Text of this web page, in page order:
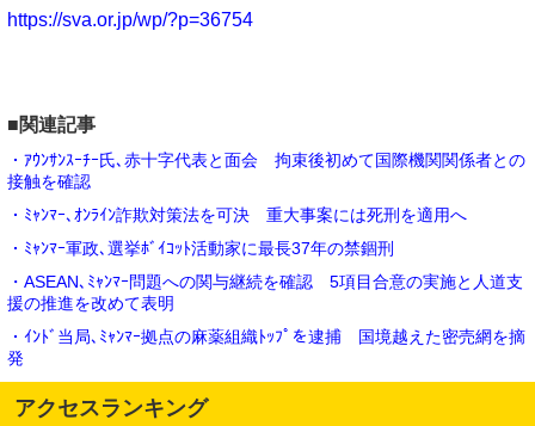
https://sva.or.jp/wp/?p=36754
■関連記事
・ｱｳﾝｻﾝｽｰﾁｰ氏､赤十字代表と面会 拘束後初めて国際機関関係者との
接触を確認
・ﾐｬﾝﾏｰ､ｵﾝﾗｲﾝ詐欺対策法を可決 重大事案には死刑を適用へ
・ﾐｬﾝﾏｰ軍政､選挙ﾎﾞｲｺｯﾄ活動家に最長37年の禁錮刑
・ASEAN､ﾐｬﾝﾏｰ問題への関与継続を確認 5項目合意の実施と人道支
援の推進を改めて表明
・ｲﾝﾄﾞ当局､ﾐｬﾝﾏｰ拠点の麻薬組織ﾄｯﾌﾟを逮捕 国境越えた密売網を摘
発
アクセスランキング